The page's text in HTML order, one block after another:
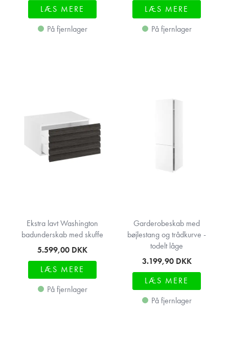
LÆS MERE
På fjernlager
LÆS MERE
På fjernlager
Ekstra lavt Washington
badunderskab med skuffe
5.599,00 DKK
LÆS MERE
På fjernlager
Garderobeskab med
bøjlestang og trådkurve -
todelt låge
3.199,90 DKK
LÆS MERE
På fjernlager